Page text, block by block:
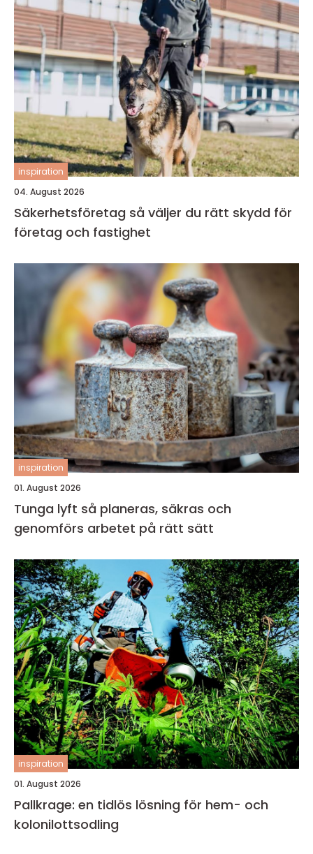
inspiration
04. August 2026
Säkerhetsföretag så väljer du rätt skydd för
företag och fastighet
inspiration
01. August 2026
Tunga lyft så planeras, säkras och
genomförs arbetet på rätt sätt
inspiration
01. August 2026
Pallkrage: en tidlös lösning för hem- och
kolonilottsodling